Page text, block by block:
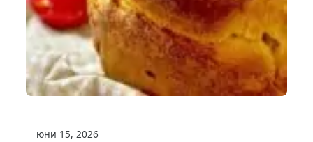
юни 15, 2026